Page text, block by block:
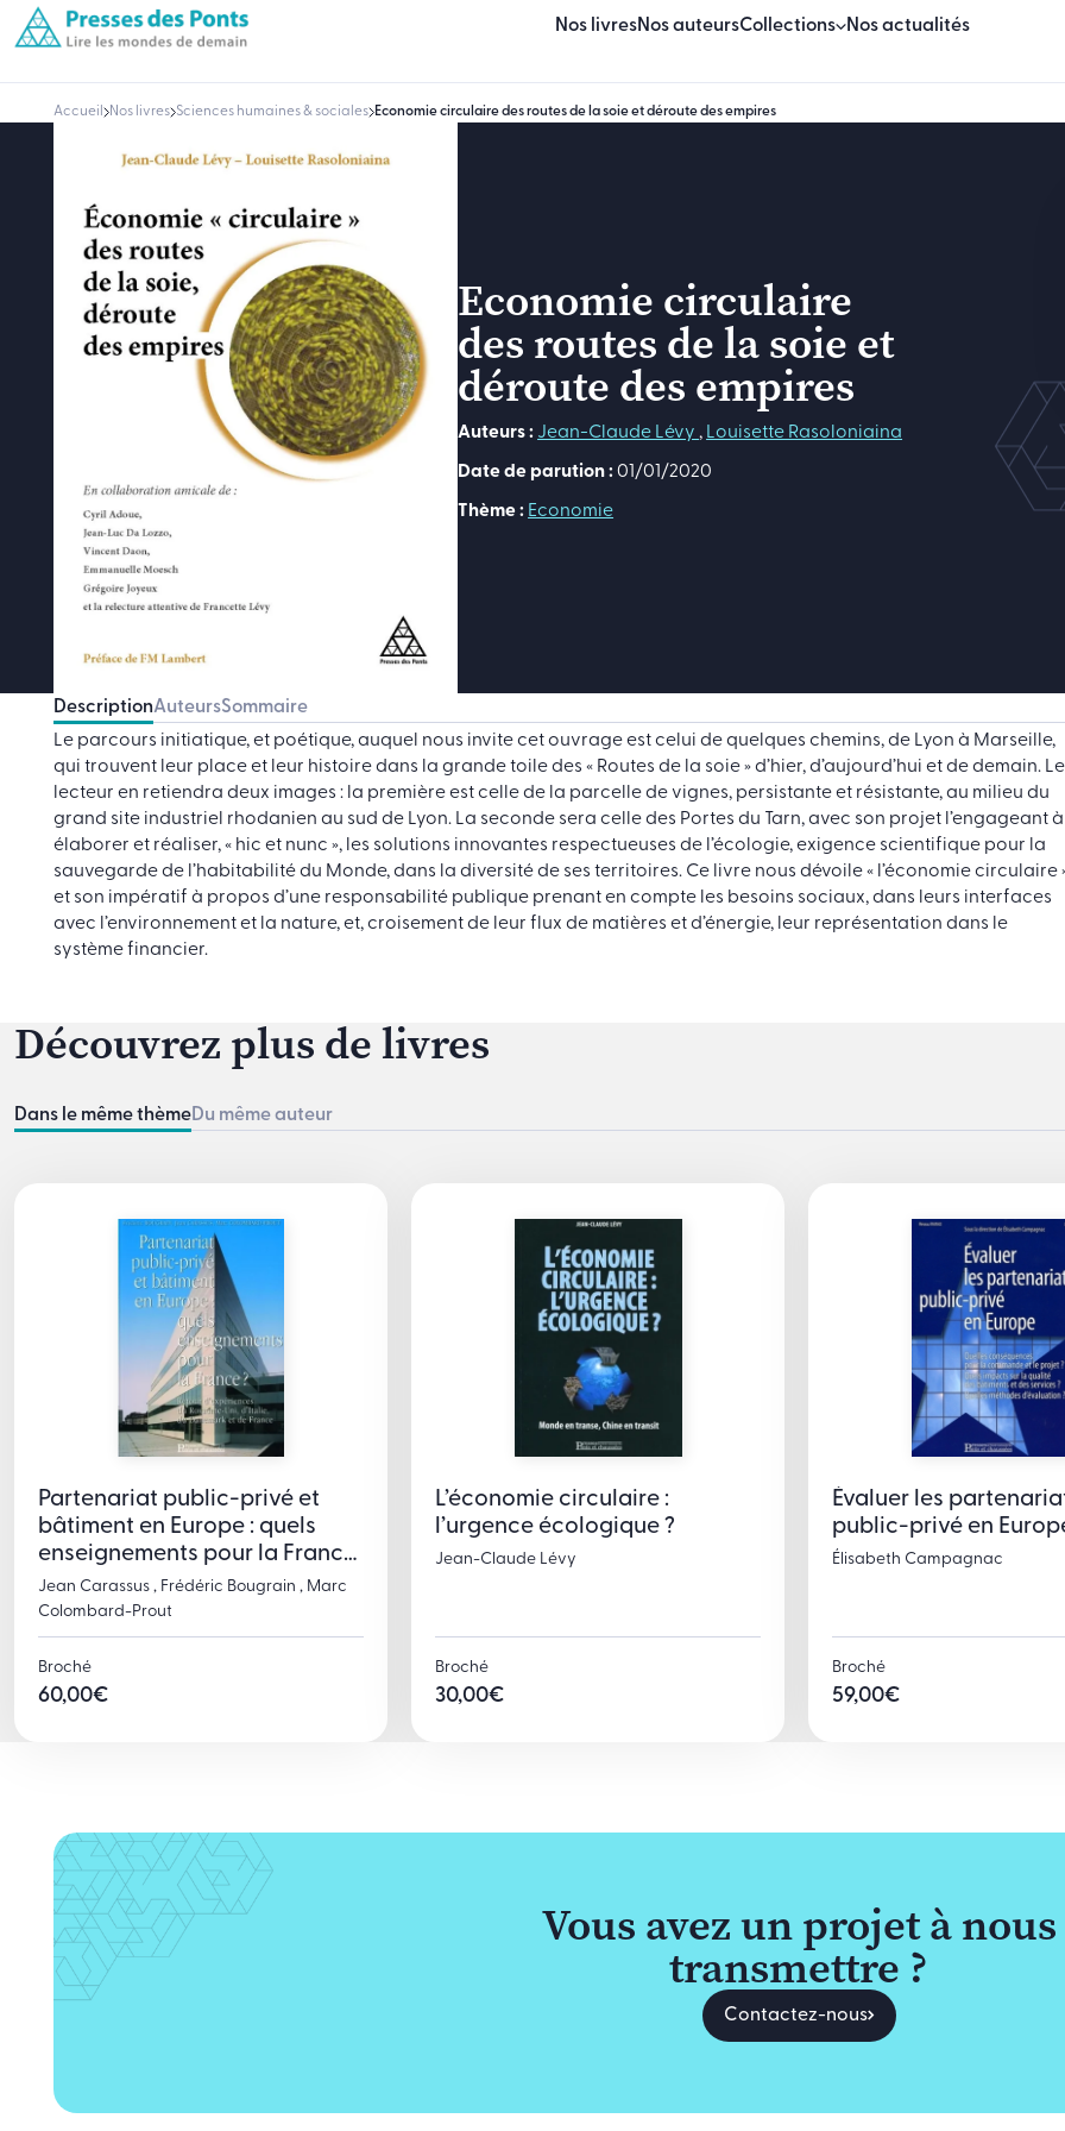
Nos livresNos auteursCollections
Sciences humaines & sociales
Manuels
Logiciels
Nos actualités
Accueil Nos livres Sciences humaines & sociales Economie circulaire des routes de la soie et déroute des empires
Economie circulaire
des routes de la soie et
déroute des empires
Auteurs : Jean-Claude Lévy, Louisette Rasoloniaina
Date de parution :01/01/2020
Thème : Economie
DescriptionAuteursSommaire
Le parcours initiatique, et poétique, auquel nous invite cet ouvrage est celui de quelques chemins, de Lyon à Marseille,
qui trouvent leur place et leur histoire dans la grande toile des « Routes de la soie » d’hier, d’aujourd’hui et de demain. Le
lecteur en retiendra deux images : la première est celle de la parcelle de vignes, persistante et résistante, au milieu du
grand site industriel rhodanien au sud de Lyon. La seconde sera celle des Portes du Tarn, avec son projet l’engageant à
élaborer et réaliser, « hic et nunc », les solutions innovantes respectueuses de l’écologie, exigence scientifique pour la
sauvegarde de l’habitabilité du Monde, dans la diversité de ses territoires. Ce livre nous dévoile « l’économie circulaire
et son impératif à propos d’une responsabilité publique prenant en compte les besoins sociaux, dans leurs interfaces
avec l’environnement et la nature, et, croisement de leur flux de matières et d’énergie, leur représentation dans le
système financier.
Découvrez plus de livres
Dans le même thèmeDu même auteur
Partenariat public-privé et
bâtiment en Europe : quels
enseignements pour la France
?
Jean Carassus , Frédéric Bougrain , Marc
Colombard-Prout
Broché
60,00€
L’économie circulaire :
l’urgence écologique ?
Jean-Claude Lévy
Broché
30,00€
Évaluer les
public-privé en
Élisabeth Campagnac
Broché
59,00€
Vous avez un projet à nous
transmettre ?
Contactez-nous